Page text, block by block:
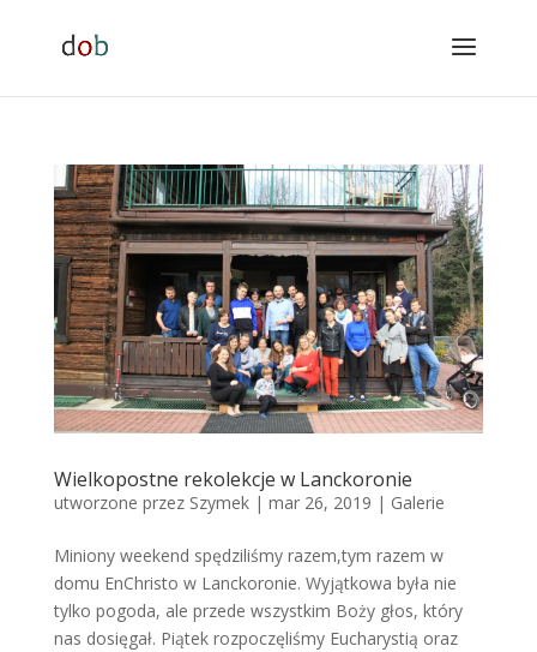
Wielkopostne rekolekcje w Lanckoronie
utworzone przez Szymek| mar 26, 2019 | Galerie
Miniony weekend spędziliśmy razem,tym razem w
domu EnChristo w Lanckoronie. Wyjątkowa była nie
tylko pogoda, ale przede wszystkim Boży głos, który
nas dosięgał. Piątek rozpoczęliśmy Eucharystią oraz